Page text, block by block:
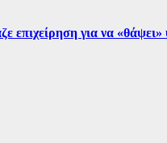
επιχείρηση για να